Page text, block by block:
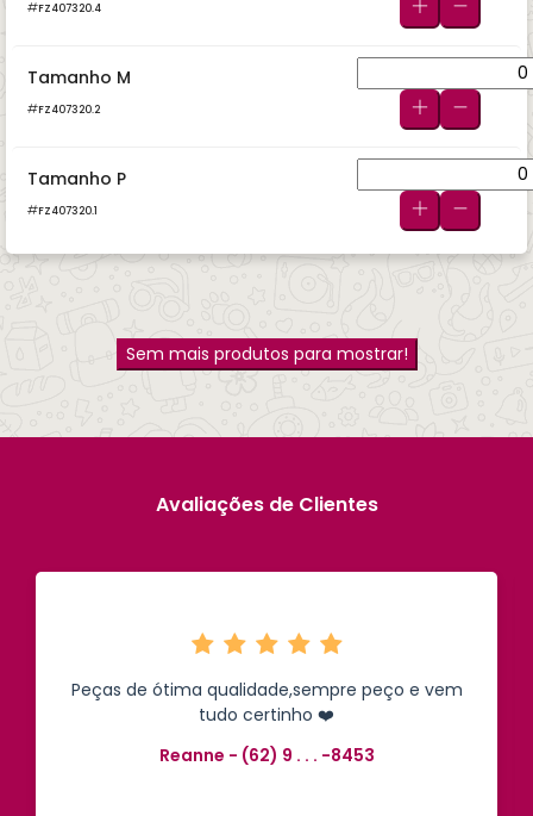
FZ407320.4
Tamanho M
FZ407320.2
Tamanho P
FZ407320.1
Sem mais produtos para mostrar!
Avaliações de Clientes
Peças de ótima qualidade,sempre peço e vem
tudo certinho ❤️
Reanne - (62) 9 . . . -8453